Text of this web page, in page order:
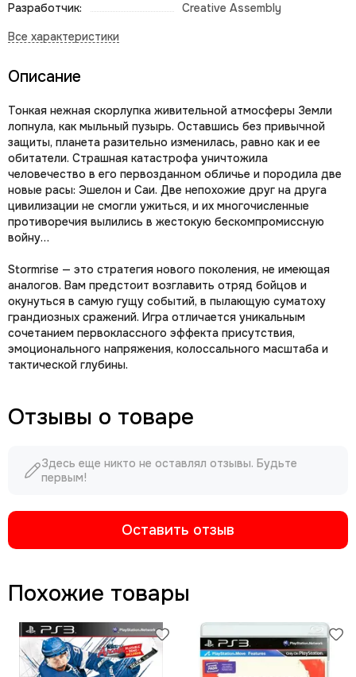
Разработчик:
Creative Assembly
Описание
Тонкая нежная скорлупка живительной атмосферы Земли
лопнула, как мыльный пузырь. Оставшись без привычной
защиты, планета разительно изменилась, равно как и ее
обитатели. Страшная катастрофа уничтожила
человечество в его первозданном обличье и породила две
новые расы: Эшелон и Саи. Две непохожие друг на друга
цивилизации не смогли ужиться, и их многочисленные
противоречия вылились в жестокую бескомпромиссную
войну…
Stormrise — это стратегия нового поколения, не имеющая
аналогов. Вам предстоит возглавить отряд бойцов и
окунуться в самую гущу событий, в пылающую суматоху
грандиозных сражений. Игра отличается уникальным
сочетанием первоклассного эффекта присутствия,
эмоционального напряжения, колоссального масштаба и
тактической глубины.
Отзывы о товаре
Здесь еще никто не оставлял отзывы. Будьте
первым!
Оставить отзыв
Похожие товары